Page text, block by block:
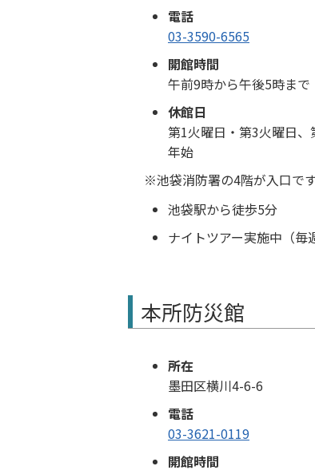
電話
03-3590-6565
開館時間
午前9時から午後5時まで
休館日
第1火曜日・第3火曜日
年始
池袋消防署の4階が入口です
池袋駅から徒歩5分
ナイトツアー実施中（毎
本所防災館
所在
墨田区横川4-6-6
電話
03-3621-0119
開館時間